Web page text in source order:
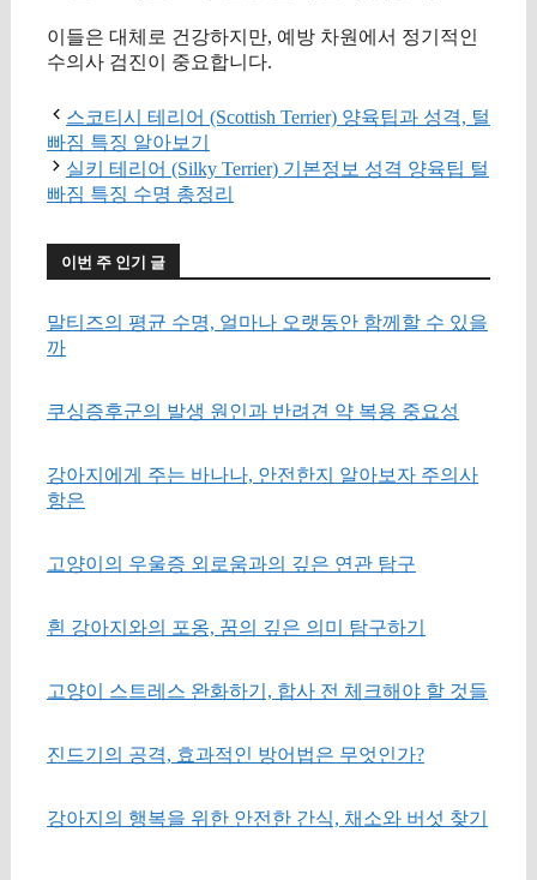
이들은 대체로 건강하지만, 예방 차원에서 정기적인
수의사 검진이 중요합니다.
스코티시 테리어 (Scottish Terrier) 양육팁과 성격, 털
빠짐 특징 알아보기
실키 테리어 (Silky Terrier) 기본정보 성격 양육팁 털
빠짐 특징 수명 총정리
이번 주 인기 글
말티즈의 평균 수명, 얼마나 오랫동안 함께할 수 있을
까
쿠싱증후군의 발생 원인과 반려견 약 복용 중요성
강아지에게 주는 바나나, 안전한지 알아보자 주의사
항은
고양이의 우울증 외로움과의 깊은 연관 탐구
흰 강아지와의 포옹, 꿈의 깊은 의미 탐구하기
고양이 스트레스 완화하기, 합사 전 체크해야 할 것들
진드기의 공격, 효과적인 방어법은 무엇인가?
강아지의 행복을 위한 안전한 간식, 채소와 버섯 찾기